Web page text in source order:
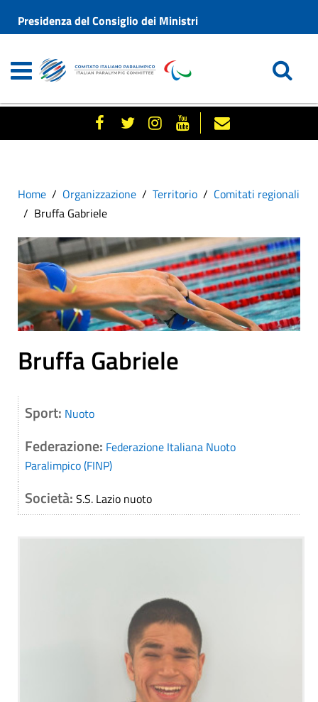
Presidenza del Consiglio dei Ministri
Home Organizzazione Territorio
Comitati regionali
Bruffa Gabriele
Bruffa Gabriele
Sport: Nuoto
Federazione: Federazione Italiana Nuoto
Paralimpico (FINP)
Società: S.S. Lazio nuoto